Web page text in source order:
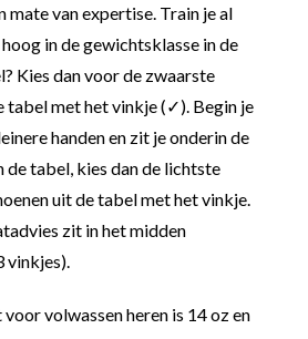
mate van expertise. Train je al
in de gewichtsklasse in de
Kies dan voor de zwaarste
tabel met het vinkje (✓). Begin je
handen en zit je onderin de
de tabel, kies dan de lichtste
uit de tabel met het vinkje.
zit in het midden
vinkjes).
volwassen heren is 14 oz en